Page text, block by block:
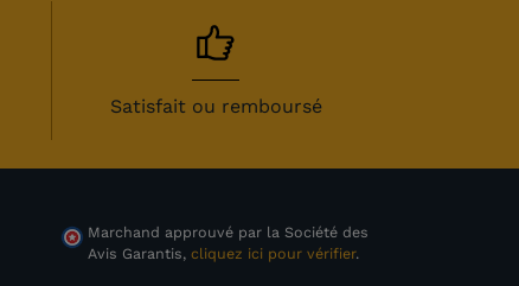
Satisfait ou remboursé
Marchand approuvé par la Société des
Avis Garantis, cliquez ici pour vérifier.